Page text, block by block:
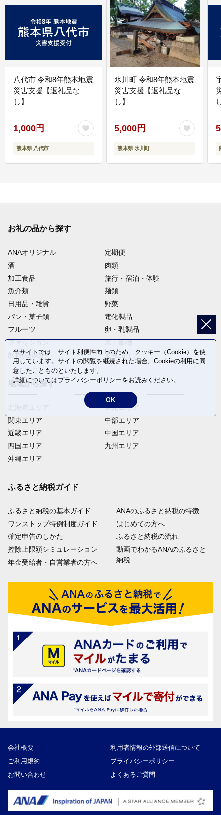
八代市 令和8年熊本地震
災害支援【返礼品な
し】
1,000円
熊本県 八代市
氷川町 令和8年熊本地震
災害支援【返礼品な
し】
5,000円
熊本県 氷川町
お礼の品から探す
ANAオリジナル
定期便
酒
肉類
加工食品
旅行・宿泊・体験
魚介類
麺類
日用品・雑貨
野菜
パン・菓子類
電化製品
フルーツ
卵・乳製品
ファッション
米・穀物
飲料(酒以外)
返礼品なし
地域から探す
関東エリア
近畿エリア
四国エリア
沖縄エリア
東北エリア
中部エリア
中国エリア
九州エリア
ふるさと納税ガイド
ふるさと納税の基本ガイド
ワンストップ特例制度ガイド
確定申告のしかた
控除上限額シミュレーション
年金受給者・自営業者の方へ
ANAのふるさと納税の特徴
はじめての方へ
ふるさと納税の流れ
動画でわかるANAのふるさと
納税
会社概要
利用者情報の外部送信について
ご利用規約
プライバシーポリシー
お問い合わせ
よくあるご質問
当サイトでは、サイト利便性向上のため、クッキー（Cookie）を使
用しています。サイトの閲覧を継続された場合、Cookieの利用に同
意したことものといたします。
詳細についてはプライバシーポリシーをお読みください。
OK